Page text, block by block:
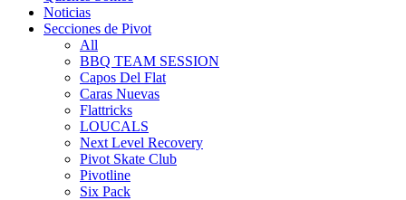
Noticias
Secciones de Pivot
All
BBQ TEAM SESSION
Capos Del Flat
Caras Nuevas
Flattricks
LOUCALS
Next Level Recovery
Pivot Skate Club
Pivotline
Six Pack